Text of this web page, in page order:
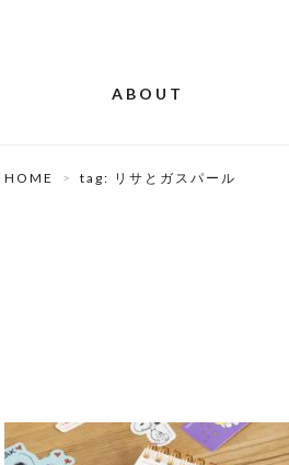
ABOUT
HOME tag: リサとガスパール